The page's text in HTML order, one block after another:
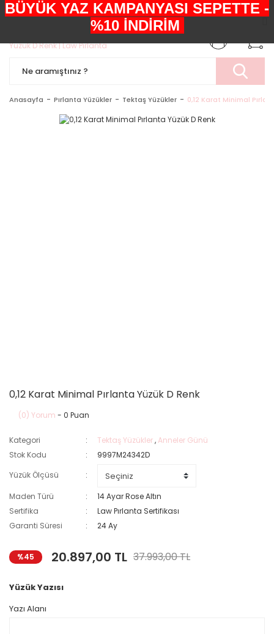
+90552 303 05 29
Anasayfa Pırlanta Yüzükler Tektaş Yüzükler 0,12 Karat Minimal
0,12 Karat Minimal Pırlanta Yüzük D Renk
(0) Yorum - 0 Puan
Kategori Tektaş Yüzükler,Anneler Günü
Stok Kodu
9997M24342D
Yüzük Ölçüsü
Maden Türü
14 Ayar Rose Altın
Sertifika
Law Pırlanta Sertifikası
Garanti Süresi
24 Ay
%45 20.897,00 TL 37.993,00 TL
Yüzük Yazısı
Yazı Alanı
BÜYÜK YAZ KAMPANYASI SEPETTE -
%10 İNDİRİM